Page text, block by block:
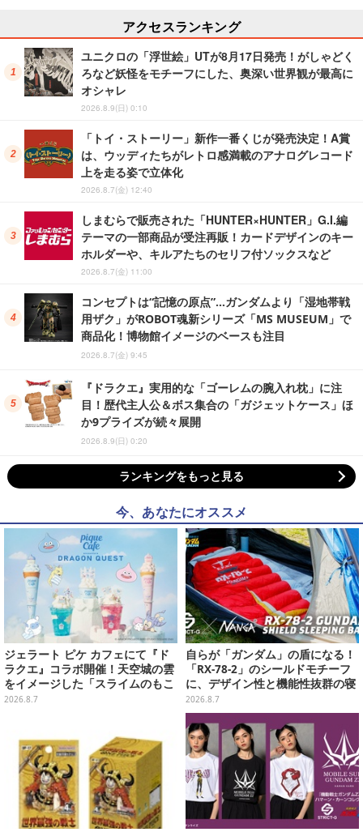
アクセスランキング
ユニクロの「浮世絵」UTが8月17日発売！がしゃどく
ろなど妖怪をモチーフにした、奥深い世界観が最高に
オシャレ
2026.8.9(日) 0:10
「トイ・ストーリー」新作一番くじが発売決定！A賞
は、ウッディたちがレトロ感満載のアナログレコード
上を走る姿で立体化
2026.8.7(金) 12:40
しまむらで販売された「HUNTER×HUNTER」G.I.編
テーマの一部商品が受注再販！カードデザインのキー
ホルダーや、キルアたちのセリフ付ソックスなど
2026.8.7(金) 11:00
コンセプトは“記憶の原点”…ガンダムより「湿地帯戦
用ザク」がROBOT魂新シリーズ「MS MUSEUM」で
商品化！博物館イメージのベースも注目
2026.8.7(金) 9:45
『ドラクエ』実用的な「ゴーレムの腕入れ枕」に注
目！歴代主人公＆ボス集合の「ガジェットケース」ほ
か9プライズが続々展開
2026.8.9(日) 0:20
ランキングをもっと見る
今、あなたにオススメ
ジェラート ピケ カフェにて『ド
ラクエ』コラボ開催！天空城の雲
をイメージした「スライムのもこ
もこ天空クレープ」などを提供
2026.8.7
自らが「ガンダム」の盾になる！
「RX-78-2」のシールドモチーフ
に、デザイン性と機能性抜群の寝
袋がプレバンで2次予約
2026.8.7